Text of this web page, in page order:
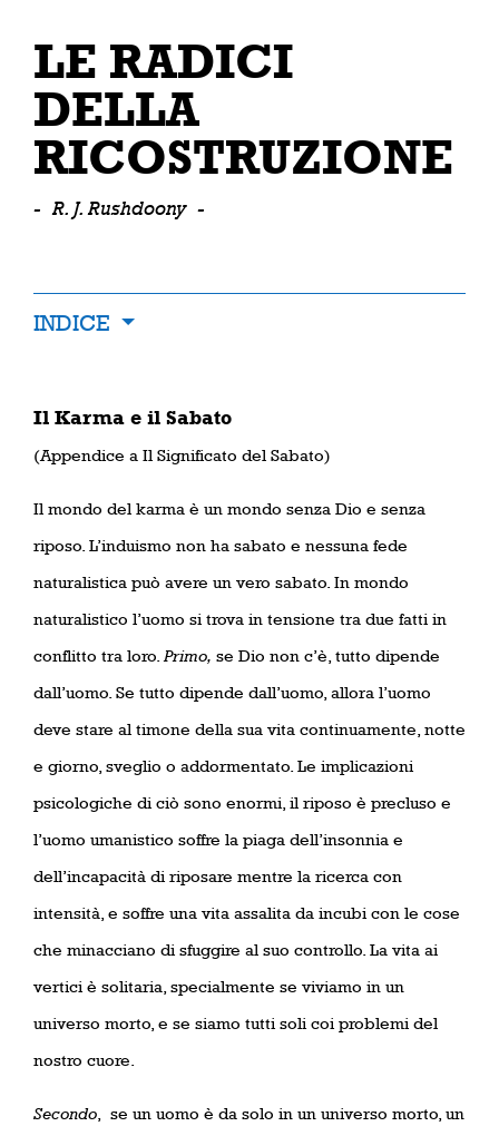
LE RADICI
DELLA
RICOSTRUZIONE
- R. J. Rushdoony -
INDICE
Il Karma e il Sabato
(Appendice a Il Significato del Sabato)
Il mondo del karma è un mondo senza Dio e senza
riposo. L’induismo non ha sabato e nessuna fede
naturalistica può avere un vero sabato. In mondo
naturalistico l’uomo si trova in tensione tra due fatti in
conflitto tra loro. Primo, se Dio non c’è, tutto dipende
dall’uomo. Se tutto dipende dall’uomo, allora l’uomo
deve stare al timone della sua vita continuamente, notte
e giorno, sveglio o addormentato. Le implicazioni
psicologiche di ciò sono enormi, il riposo è precluso e
l’uomo umanistico soffre la piaga dell’insonnia e
dell’incapacità di riposare mentre la ricerca con
intensità, e soffre una vita assalita da incubi con le cose
che minacciano di sfuggire al suo controllo. La vita ai
vertici è solitaria, specialmente se viviamo in un
universo morto, e se siamo tutti soli coi problemi del
nostro cuore.
Secondo se un uomo è da solo in un universo morto, un